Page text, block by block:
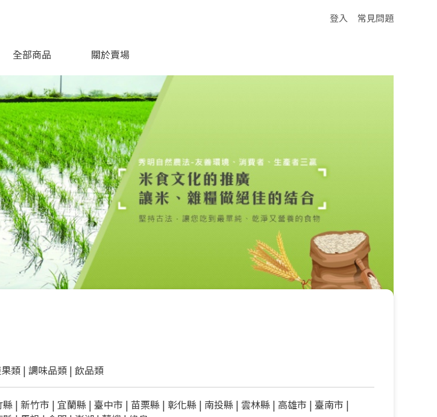
登入 常見問題
全部商品 關於賣場
類 | 調味品類 | 飲品類
縣 | 新竹市 | 宜蘭縣 | 臺中市 | 苗栗縣 | 彰化縣 | 南投縣 | 雲林縣 | 高雄市 | 臺南市 |